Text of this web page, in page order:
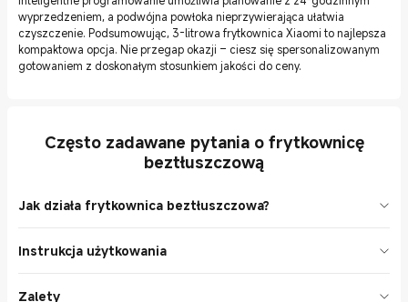
wyprzedzeniem, a podwójna powłoka nieprzywierająca ułatwia
czyszczenie. Podsumowując, 3-litrowa frytkownica Xiaomi to najlepsza
kompaktowa opcja. Nie przegap okazji – ciesz się spersonalizowanym
gotowaniem z doskonałym stosunkiem jakości do ceny.
Często zadawane pytania o frytkownicę
beztłuszczową
Jak działa frytkownica beztłuszczowa?
wydajny wentylator. Dzięki perforowanemu koszykowi i cyrkulacji
Instrukcja użytkowania
2.Wymagane przepisem – przeprowadź pregrzanie. 3.Umieść
Zalety